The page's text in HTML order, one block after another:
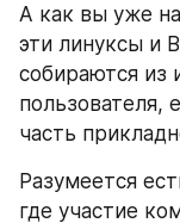
А как вы уже
эти линуксы и
собираются из
пользователя,
часть
Разумеется
где участие